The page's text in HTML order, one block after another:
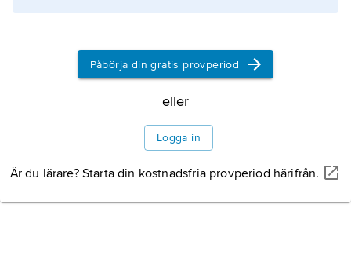
Litteraturanvisning
Påbörja din gratis provperiod
eller
Logga in
Är du lärare? Starta din kostnadsfria provperiod härifrån.